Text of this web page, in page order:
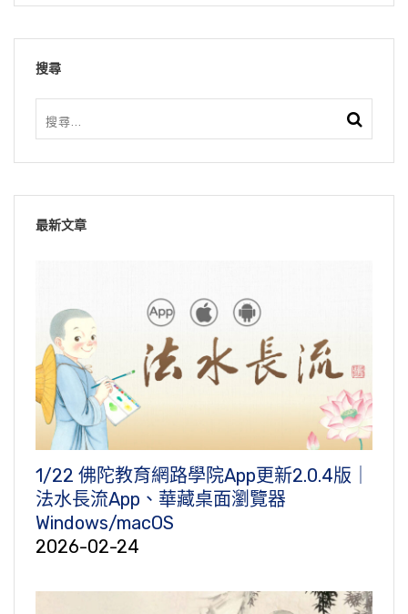
搜尋
最新文章
1/22 佛陀教育網路學院App更新2.0.4版｜
法水長流App、華藏桌面瀏覽器
Windows/macOS
2026-02-24